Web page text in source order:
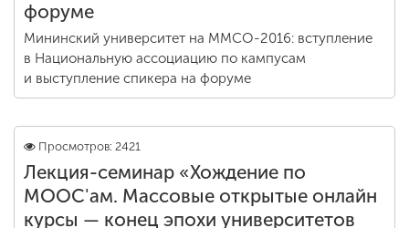
форуме
Мининский университет на ММСО-2016: вступление
в Национальную ассоциацию по кампусам
и выступление спикера на форуме
Просмотров: 2421
Лекция-семинар «Хождение по
MOOC'ам. Массовые открытые онлайн
курсы — конец эпохи университетов